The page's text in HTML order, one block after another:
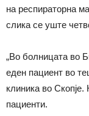
на респираторна
слика се уште
„Во болницата во
еден пациент во
клиника во
пациенти.